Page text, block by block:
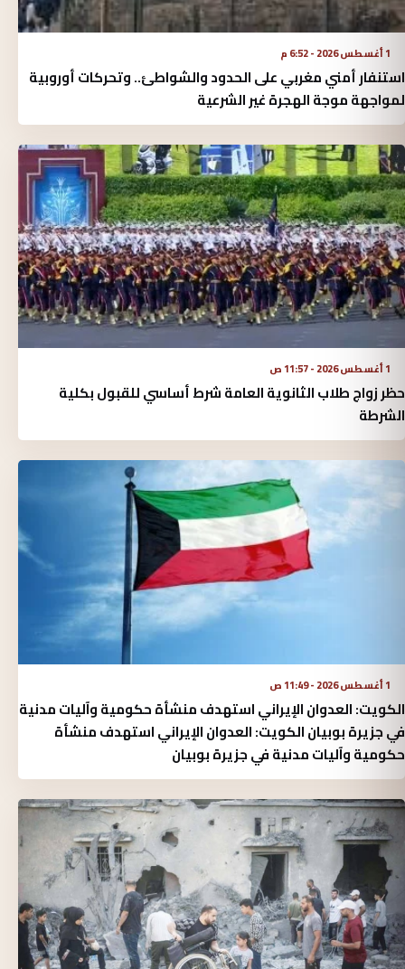
1 أغسطس 2026 - 6:52 م
استنفار أمني مغربي على الحدود والشواطئ.. وتحركات أوروبية
لمواجهة موجة الهجرة غير الشرعية
1 أغسطس 2026 - 11:57 ص
حظر زواج طلاب الثانوية العامة شرط أساسي للقبول بكلية
الشرطة
1 أغسطس 2026 - 11:49 ص
الكويت: العدوان الإيراني استهدف منشأة حكومية وآليات مدنية
في جزيرة بوبيان الكويت: العدوان الإيراني استهدف منشأة
حكومية وآليات مدنية في جزيرة بوبيان